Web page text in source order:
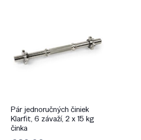
Pár jednoručných činiek
Klarfit, 6 závaží, 2 x 15 kg
činka